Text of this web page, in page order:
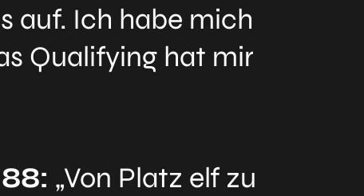
auf. Ich habe mich
Qualifying hat mir
„Von Platz elf zu